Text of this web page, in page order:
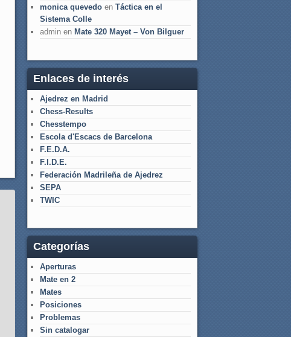
monica quevedo en Táctica en el
Sistema Colle
admin en Mate 320 Mayet – Von Bilguer
Enlaces de interés
Ajedrez en Madrid
Chess-Results
Chesstempo
Escola d'Escacs de Barcelona
F.E.D.A.
F.I.D.E.
Federación Madrileña de Ajedrez
SEPA
TWIC
Categorías
Aperturas
Mate en 2
Mates
Posiciones
Problemas
Sin catalogar